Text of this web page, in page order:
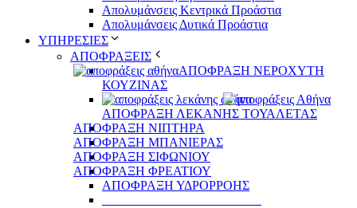
Απολυμάνσεις Κεντρικά Προάστια
Απολυμάνσεις Δυτικά Προάστια
ΥΠΗΡΕΣΙΕΣ
ΑΠΟΦΡΑΞΕΙΣ
ΑΠΟΦΡΑΞΗ ΝΕΡΟΧΥΤΗ
ΚΟΥΖΙΝΑΣ
ΑΠΟΦΡΑΞΗ ΛΕΚΑΝΗΣ ΤΟΥΑΛΕΤΑΣ
ΑΠΟΦΡΑΞΗ ΝΙΠΤΗΡΑ
ΑΠΟΦΡΑΞΗ ΜΠΑΝΙΕΡΑΣ
ΑΠΟΦΡΑΞΗ ΣΙΦΩΝΙΟΥ
ΑΠΟΦΡΑΞΗ ΦΡΕΑΤΙΟΥ
ΑΠΟΦΡΑΞΗ ΥΔΡΟΡΡΟΗΣ